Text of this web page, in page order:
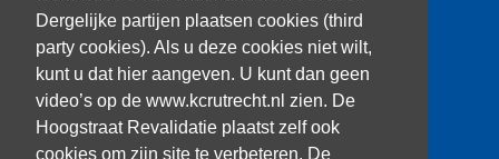
Dergelijke partijen plaatsen cookies (third
party cookies). Als u deze cookies niet wilt,
kunt u dat hier aangeven. U kunt dan geen
video’s op de www.kcrutrecht.nl zien. De
Hoogstraat Revalidatie plaatst zelf ook
cookies om zijn site te verbeteren. De
Over het KCRU
Samenwerkingen
Onze onderzoekers
Procedure onderzoeker